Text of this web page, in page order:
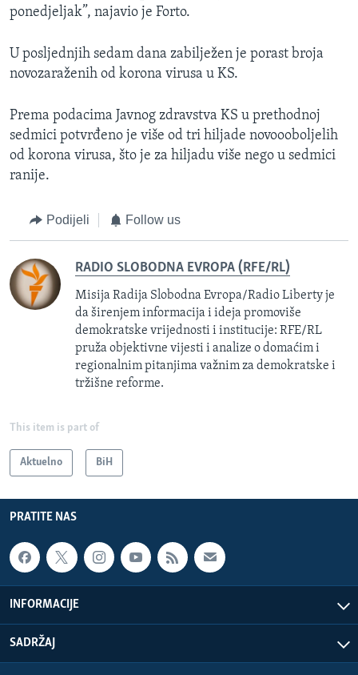
ponedjeljak”, najavio je Forto.
U posljednjih sedam dana zabilježen je porast broja
novozaraženih od korona virusa u KS.
Prema podacima Javnog zdravstva KS u prethodnoj
sedmici potvrđeno je više od tri hiljade novoooboljelih
od korona virusa, što je za hiljadu više nego u sedmici
ranije.
Podijeli Follow us
RADIO SLOBODNA EVROPA (RFE/RL)
Misija Radija Slobodna Evropa/Radio Liberty je
da širenjem informacija i ideja promoviše
demokratske vrijednosti i institucije: RFE/RL
pruža objektivne vijesti i analize o domaćim i
regionalnim pitanjima važnim za demokratske i
tržišne reforme.
This item is part of
Aktuelno BiH
PRATITE NAS
INFORMACIJE
SADRŽAJ